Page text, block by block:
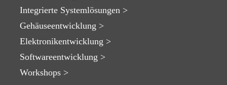
Integrierte Systemlösungen >
Gehäuseentwicklung >
Elektronikentwicklung >
Softwareentwicklung >
Workshops >